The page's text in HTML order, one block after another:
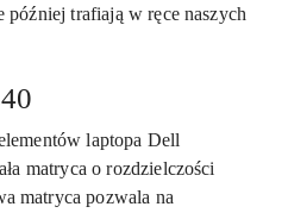
później trafiają w ręce naszych
laptopa Dell
matryca o rozdzielczości
matryca pozwala na